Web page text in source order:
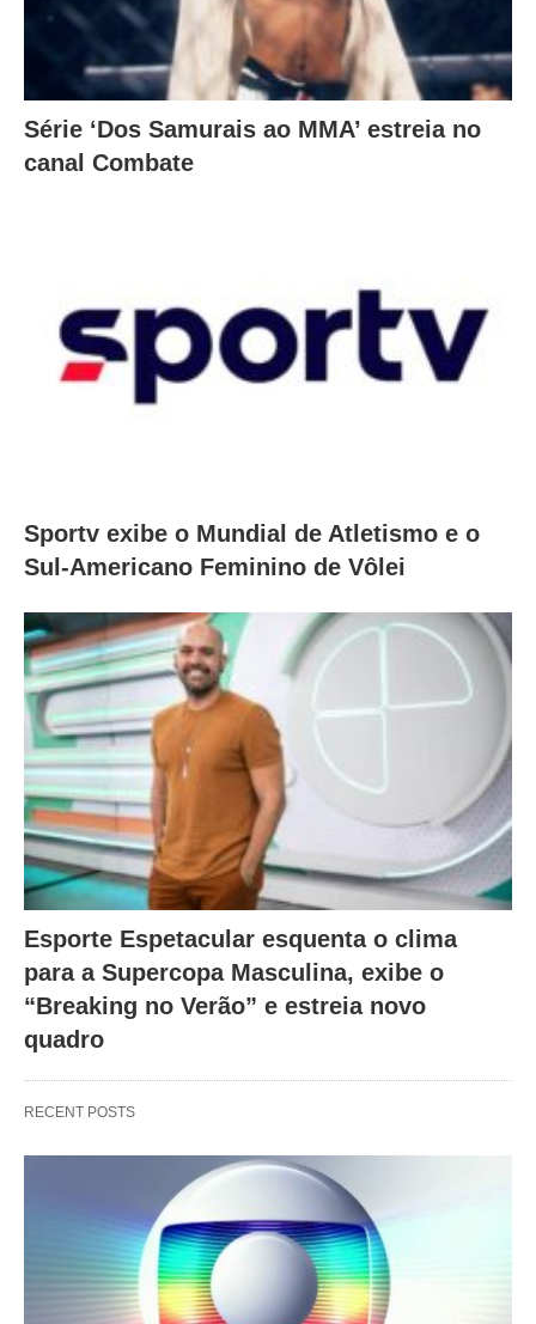
Série ‘Dos Samurais ao MMA’ estreia no
canal Combate
Sportv exibe o Mundial de Atletismo e o
Sul-Americano Feminino de Vôlei
Esporte Espetacular esquenta o clima
para a Supercopa Masculina, exibe o
“Breaking no Verão” e estreia novo
quadro
RECENT POSTS